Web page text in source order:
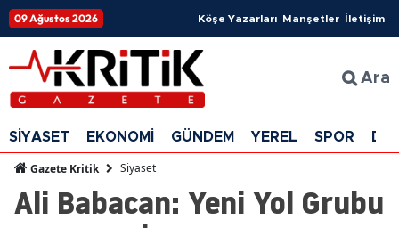
09 Ağustos 2026 Köşe Yazarları Manşetler İletişim
Ara
SİYASET EKONOMİ GÜNDEM YEREL SPOR
Gazete Kritik Siyaset
Ali Babacan: Yeni Yol Grubu